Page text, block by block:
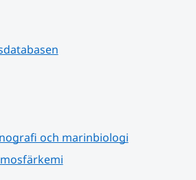
webbplats.
och marinbiologi